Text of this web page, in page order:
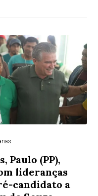
Paulo (PP),
lideranças
candidato a